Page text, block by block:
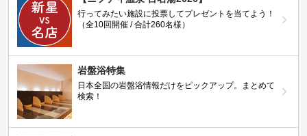
行ってみたい施設に投票してプレゼントを当てよう！
（全10回開催 / 合計260名様）
岩盤浴特集
日本全国の岩盤浴情報だけをピックアップ。まとめて
検索！